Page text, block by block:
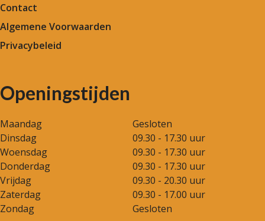
Contact
Algemene Voorwaarden
Privacybeleid
Openingstijden
Maandag
Gesloten
Dinsdag
09.30 - 17.30 uur
Woensdag
09.30 - 17.30 uur
Donderdag
09.30 - 17.30 uur
Vrijdag
09.30 - 20.30 uur
Zaterdag
09.30 - 17.00 uur
Zondag
Gesloten